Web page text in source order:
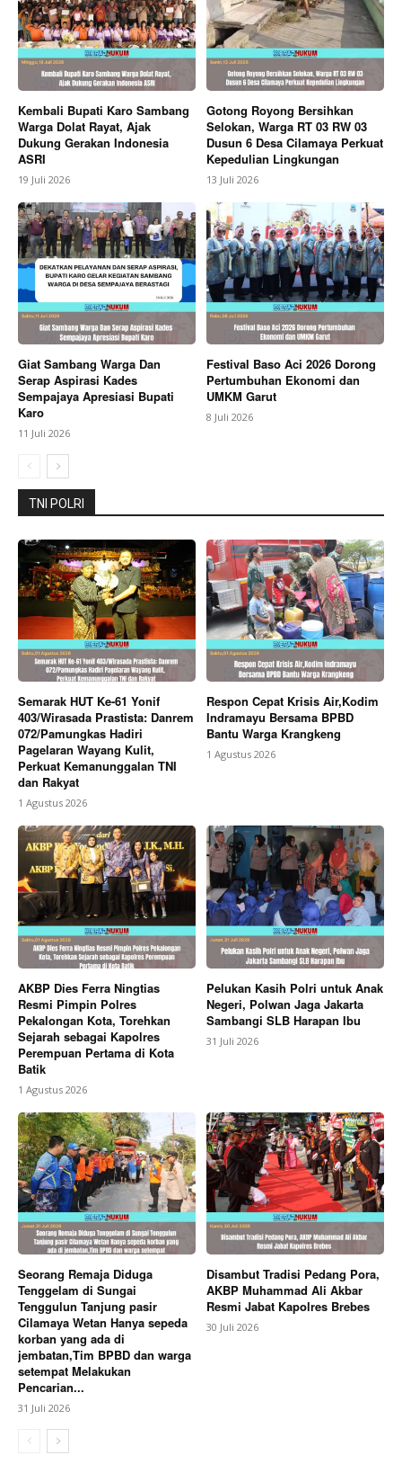
SUBSCRIBE NOW
Company
About
Contact us
My account
Bagikan Artikel
Berita Lainnya PHE ONWJ Bergerak Cepat Respons
Laporan Nelayan Soal Gelembung di Perairan
Karawang
Kembali Bupati Karo Sambang
Warga Dolat Rayat, Ajak
Dukung Gerakan Indonesia
ASRI
19 Juli 2026
Gotong Royong Bersihkan
Selokan, Warga RT 03 RW 03
Dusun 6 Desa Cilamaya Perkuat
Kepedulian Lingkungan
13 Juli 2026
Giat Sambang Warga Dan
Serap Aspirasi Kades
Sempajaya Apresiasi Bupati
Karo
11 Juli 2026
Festival Baso Aci 2026 Dorong
Pertumbuhan Ekonomi dan
UMKM Garut
8 Juli 2026
TNI POLRI
Semarak HUT Ke-61 Yonif
403/Wirasada Prastista: Danrem
072/Pamungkas Hadiri
Pagelaran Wayang Kulit,
Perkuat Kemanunggalan TNI
dan Rakyat
1 Agustus 2026
Respon Cepat Krisis Air,Kodim
Indramayu Bersama BPBD
Bantu Warga Krangkeng
1 Agustus 2026
AKBP Dies Ferra Ningtias
Resmi Pimpin Polres
Pekalongan Kota, Torehkan
Sejarah sebagai Kapolres
Perempuan Pertama di Kota
Batik
1 Agustus 2026
Pelukan Kasih Polri untuk Anak
Negeri, Polwan Jaga Jakarta
Sambangi SLB Harapan Ibu
31 Juli 2026
Seorang Remaja Diduga
Tenggelam di Sungai
Tenggulun Tanjung pasir
Cilamaya Wetan Hanya sepeda
korban yang ada di
jembatan,Tim BPBD dan warga
setempat Melakukan
Pencarian...
31 Juli 2026
Disambut Tradisi Pedang Pora,
AKBP Muhammad Ali Akbar
Resmi Jabat Kapolres Brebes
30 Juli 2026